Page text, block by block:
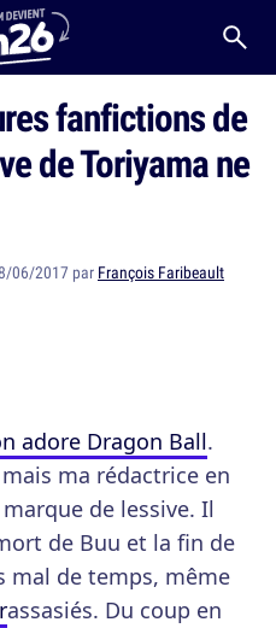
fanfictions de
de Toriyama ne
06/2017 par François Faribeault
adore Dragon Ball.
ma rédactrice en
de lessive. Il
de Buu et la fin de
mal de temps, même
assasiés. Du coup en